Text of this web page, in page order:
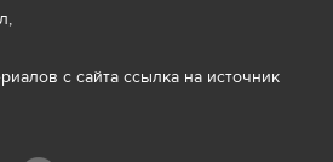
с сайта ссылка на источник